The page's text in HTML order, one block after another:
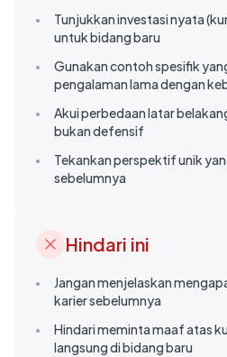
Tunjukkan investasi nyata
untuk bidang baru
Gunakan contoh spesifik
pengalaman lama dengan
Akui perbedaan latar
bukan defensif
Tekankan perspektif unik
sebelumnya
Hindari ini
Jangan menjelaskan
karier sebelumnya
Hindari meminta maaf atas
langsung di bidang baru